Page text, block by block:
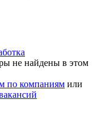
не найдены в этом
по компаниям или